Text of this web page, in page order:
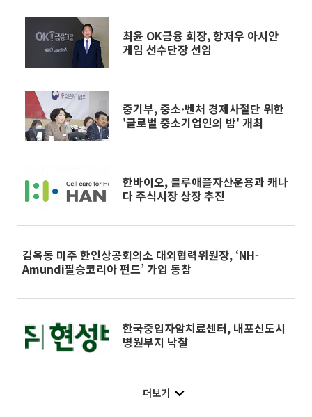
최윤 OK금융 회장, 항저우 아시안
게임 선수단장 선임
중기부, 중소·벤처 경제사절단 위한
'글로벌 중소기업인의 밤' 개최
한바이오, 블루애플자산운용과 캐나
다 주식시장 상장 추진
김옥동 미주 한인상공회의소 대외협력위원장, ‘NH-
Amundi필승코리아 펀드’ 가입 동참
한국중입자암치료센터, 내포신도시
병원부지 낙찰
더보기